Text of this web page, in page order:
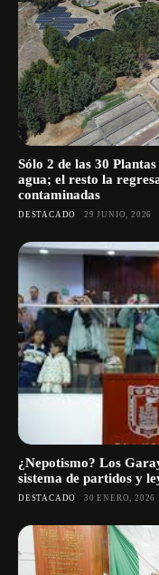
Sólo 2 de las 30
agua; el resto la
contaminadas
DESTACADO 29 JUNIO, 2026
¿Nepotismo? Los
sistema de partidos y
DESTACADO 30 ENERO, 2026